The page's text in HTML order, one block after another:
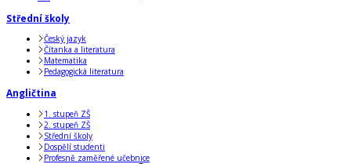
Střední školy
Český jazyk
Čítanka a literatura
Matematika
Pedagogická literatura
Angličtina
1. stupeň ZŠ
2. stupeň ZŠ
Střední školy
Dospělí studenti
Profesně zaměřené učebnice